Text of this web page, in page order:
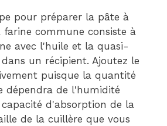
pour préparer la pâte à
farine commune consiste à
avec l'huile et la quasi-
un récipient. Ajoutez le
puisque la quantité
dépendra de l'humidité
d'absorption de la
de la cuillère que vous